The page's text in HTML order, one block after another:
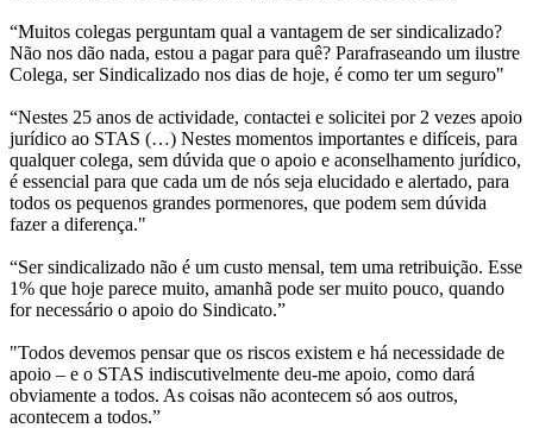
“Muitos colegas perguntam qual a vantagem de ser sindicalizado?
Não nos dão nada, estou a pagar para quê? Parafraseando um ilustre
Colega, ser Sindicalizado nos dias de hoje, é como ter um seguro"
“Nestes 25 anos de actividade, contactei e solicitei por 2 vezes apoio
jurídico ao STAS (…) Nestes momentos importantes e difíceis, para
qualquer colega, sem dúvida que o apoio e aconselhamento jurídico,
é essencial para que cada um de nós seja elucidado e alertado, para
todos os pequenos grandes pormenores, que podem sem dúvida
fazer a diferença."
“Ser sindicalizado não é um custo mensal, tem uma retribuição. Esse
1% que hoje parece muito, amanhã pode ser muito pouco, quando
for necessário o apoio do Sindicato.”
"Todos devemos pensar que os riscos existem e há necessidade de
apoio – e o STAS indiscutivelmente deu-me apoio, como dará
obviamente a todos. As coisas não acontecem só aos outros,
acontecem a todos.”